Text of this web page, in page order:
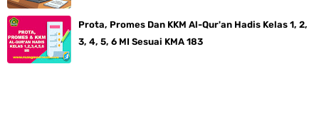
Prota, Promes Dan KKM Al-Qur'an Hadis Kelas 1, 2,
3, 4, 5, 6 MI Sesuai KMA 183